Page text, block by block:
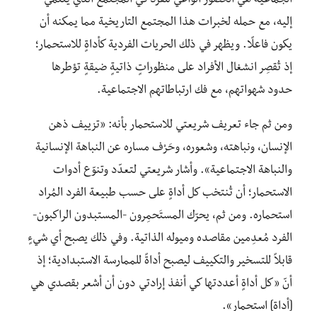
إليه، مع حمله لخبرات هذا المجتمع التاريخية مما يمكنه أن
يكون فاعلًا. ويظهر في ذلك الحريات الفردية كأداةٍ للاستحمار؛
إذ تُقصِر انشغال الأفراد على منظوراتٍ ذاتيةٍ ضيقةٍ تؤطرها
حدود شهواتهم، مع فك ارتباطاتهم الاجتماعية.
ومن ثم جاء تعريف شريعتي للاستحمار بأنه: «تزييف ذهن
الإنسان، ونباهته، وشعوره، وحَرْف مساره عن النباهة الإنسانية
والنباهة الاجتماعية». وأشار شريعتي لتعدّد وتنوّع أدوات
الاستحمار؛ أن تُنتخب كل أداةٍ على حسب طبيعة الفرد المُراد
استحماره. ومن ثم، يحرّك المستَحمِرون -المستبدون الراكبون-
الفرد مُعدِمين مقاصده وميوله الذاتية. وفي ذلك يصبح أي شيءٍ
قابلاً للتسخير والتكييف ليصبح أداةً للممارسة الاستبدادية؛ إذ
أنّ «كل أداةٍ أعددتها كي أنفذ إرادتي دون أن أشعر بقصدي هي
[أداة] استحمار».